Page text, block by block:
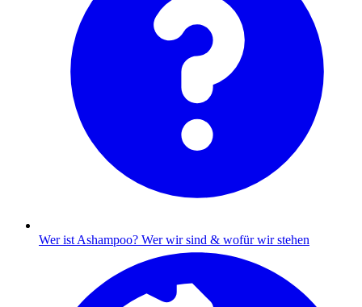
Wer ist Ashampoo? Wer wir sind & wofür wir stehen